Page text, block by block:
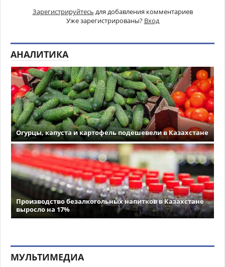
Зарегистрируйтесь для добавления комментариев
Уже зарегистрированы? Вход
АНАЛИТИКА
Огурцы, капуста и картофель подешевели в Казахстане
Производство безалкогольных напитков в Казахстане
выросло на 17%
МУЛЬТИМЕДИА